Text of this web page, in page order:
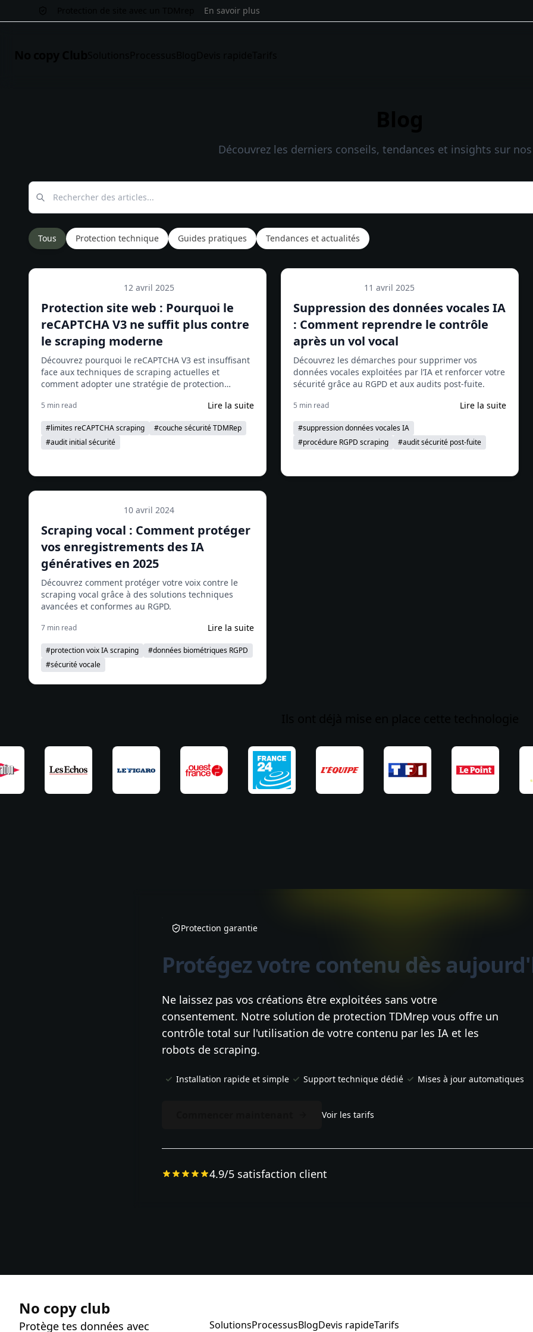
En savoir plus
Découvrez les derniers conseils, tendances et insights sur
Tous Protection technique Guides pratiques Tendances et actualités
12 avril 2025
Protection site web : Pourquoi le
reCAPTCHA V3 ne suffit plus contre
le scraping moderne
Découvrez pourquoi le reCAPTCHA V3 est insuffisant
face aux techniques de scraping actuelles et
comment adopter une stratégie de protection
5 min read Lire la suite
#limites reCAPTCHA scraping #couche sécurité TDMRep
#audit initial sécurité
11 avril 2025
Suppression des données vocales IA
: Comment reprendre le contrôle
après un vol vocal
Découvrez les démarches pour supprimer vos
données vocales exploitées par l’IA et renforcer votre
sécurité grâce au RGPD et aux audits post-fuite.
5 min read Lire la suite
#suppression données vocales IA
#procédure RGPD scraping #audit sécurité post-fuite
10 avril 2024
Scraping vocal : Comment protéger
vos enregistrements des IA
génératives en 2025
Découvrez comment protéger votre voix contre le
scraping vocal grâce à des solutions techniques
avancées et conformes au RGPD.
7 min read Lire la suite
#protection voix IA scraping #données biométriques RGPD
#sécurité vocale
Protection garantie
Protégez votre contenu dès
Ne laissez pas vos créations être exploitées sans votre
consentement. Notre solution de protection TDMrep vous offre un
contrôle total sur l'utilisation de votre contenu par les IA et les
robots de scraping.
Installation rapide et simple Support technique dédié Mises à jour automatiques
Voir les tarifs
4.9/5 satisfaction client
No copy club
Protège tes données avec SolutionsProcessusBlogDevis rapideTarifs